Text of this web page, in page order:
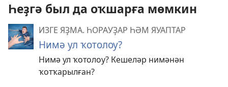
Һеҙгә был да оҡшарға мөмкин
ИЗГЕ ЯҘМА. ҺОРАУҘАР ҺӘМ ЯУАПТАР
Нимә ул ҡотолоу?
Нимә ул ҡотолоу? Кешеләр нимәнән
ҡотҡарылған?